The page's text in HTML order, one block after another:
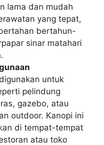
lama dan mudah
yang tepat,
bertahun-
sinar matahari
untuk
pelindung
gazebo, atau
outdoor. Kanopi ini
di tempat-tempat
atau toko